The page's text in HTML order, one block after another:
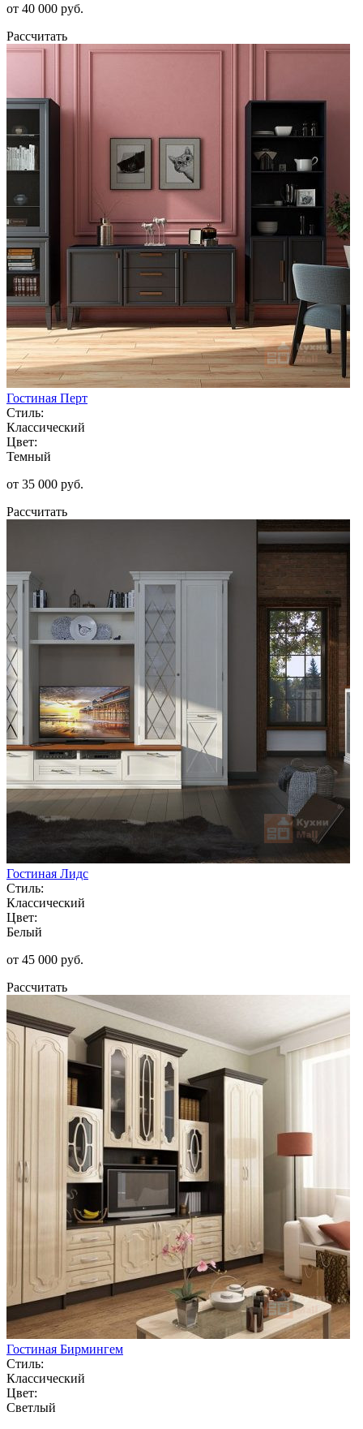
от 40 000 руб.
Рассчитать
Гостиная Перт
Стиль:
Классический
Цвет:
Темный
от 35 000 руб.
Рассчитать
Гостиная Лидс
Стиль:
Классический
Цвет:
Белый
от 45 000 руб.
Рассчитать
Гостиная Бирмингем
Стиль:
Классический
Цвет:
Светлый